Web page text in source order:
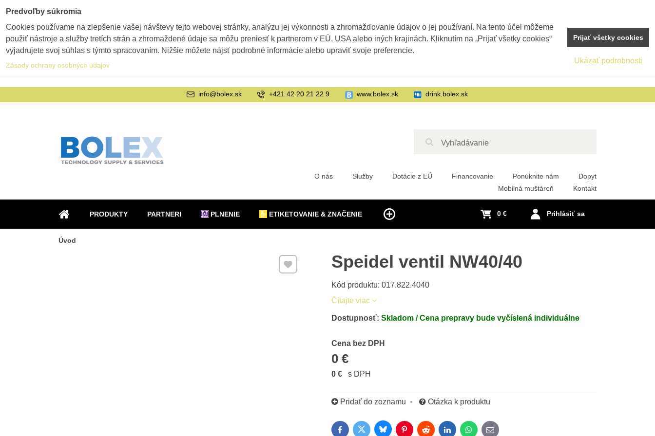
ÚVOD
PRODUKTY PARTNERI PLNENIE ETIKETOVANIE & ZNAČENIE
O nás Služby Dotácie z EÚ Financovanie Ponúknite nám
Dopyt
Mobilná muštáreň
Kontakt
Prihlásiť sa
0 €
info@bolex.sk +421 42 20 21 22 9 www.bolex.sk drink.bolex.sk
Úvod
Speidel ventil NW40/40
Kód produktu: 017.822.4040
Čítajte viac
Pridať k Obľúbeným
Dostupnosť: Skladom / Cena prepravy bude vyčíslená individuálne
Cena bez DPH
0 €
Cena s DPH
0 € s DPH
Pridať do zoznamu Otázka k produktu
FacebookTwitterBlueskyPinterestRedditLinkedInWhatsApp
E-mail
Predvoľby súkromia
Cookies používame na zlepšenie vašej návštevy tejto webovej stránky, analýzu jej výkonnosti a zhromažďovanie údajov o jej používaní. Na tento účel môžeme
použiť nástroje a služby tretích strán a zhromaždené údaje sa môžu preniesť k partnerom v EÚ, USA alebo iných krajinách. Kliknutím na „Prijať všetky cookies“
vyjadrujete svoj súhlas s týmto spracovaním. Nižšie môžete nájsť podrobné informácie alebo upraviť svoje preferencie.
Zásady ochrany osobných údajov
Ukázať podrobnosti
Prijať všetky cookies